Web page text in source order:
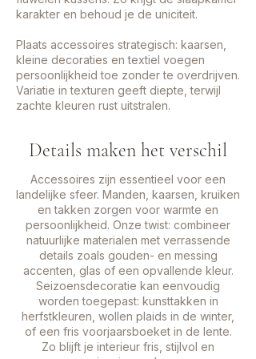
karakter en behoud je de uniciteit.
Plaats accessoires strategisch: kaarsen,
kleine decoraties en textiel voegen
persoonlijkheid toe zonder te overdrijven.
Variatie in texturen geeft diepte, terwijl
zachte kleuren rust uitstralen.
Details maken het verschil
Accessoires zijn essentieel voor een
landelijke sfeer. Manden, kaarsen, kruiken
en takken zorgen voor warmte en
persoonlijkheid. Onze twist: combineer
natuurlijke materialen met verrassende
details zoals gouden- en messing
accenten, glas of een opvallende kleur.
Seizoensdecoratie kan eenvoudig
worden toegepast: kunsttakken in
herfstkleuren, wollen plaids in de winter,
of een fris voorjaarsboeket in de lente.
Zo blijft je interieur fris, stijlvol en